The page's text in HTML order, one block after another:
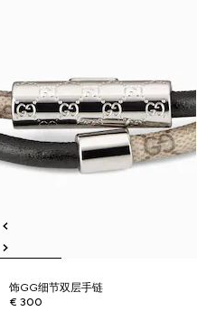
饰GG细节双层手链
€ 300